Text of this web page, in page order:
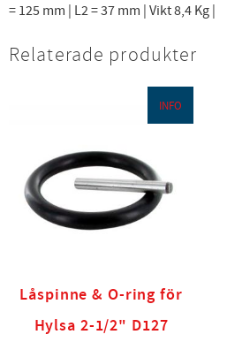
= 125 mm | L2 = 37 mm | Vikt 8,4 Kg |
Relaterade produkter
Låspinne & O-ring för
Hylsa 2-1/2" D127
INFO